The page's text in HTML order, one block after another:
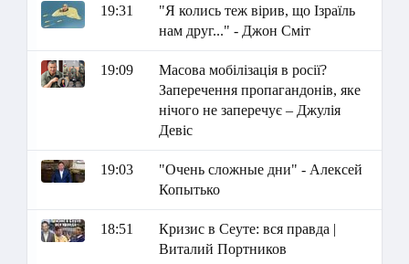
19:31
"Я колись теж вірив, що Ізраїль
нам друг..." - Джон Сміт
19:09
Масова мобілізація в росії?
Заперечення пропагандонів, яке
нічого не заперечує – Джулія
Девіс
19:03
"Очень сложные дни" - Алексей
Копытько
18:51
Кризис в Сеуте: вся правда |
Виталий Портников